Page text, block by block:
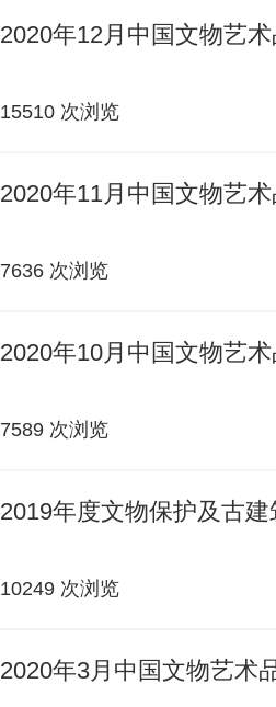
2020年12月中国文物艺
15510 次浏览
2020年11月中国文物艺
7636 次浏览
2020年10月中国文物艺
7589 次浏览
2019年度文物保护及古
10249 次浏览
2020年3月中国文物艺术